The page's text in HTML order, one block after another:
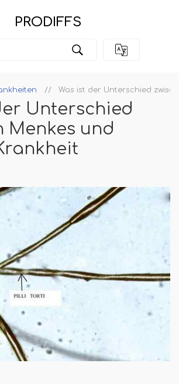
PRODIFFS
Was ist der Unterschied
Unterschied
Menkes und